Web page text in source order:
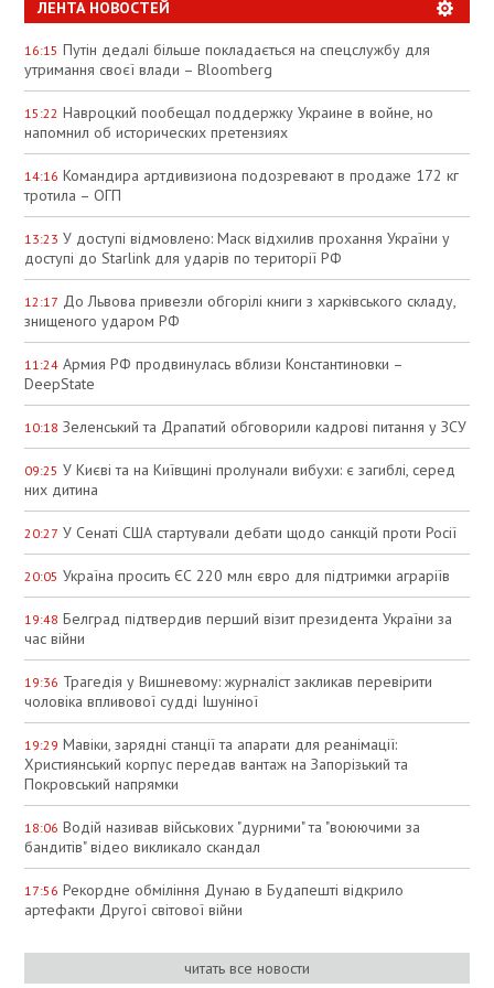
ЛЕНТА НОВОСТЕЙ
16:15 Путін дедалі більше покладається на спецслужбу для
утримання своєї влади – Bloomberg
15:22 Навроцкий пообещал поддержку Украине в войне, но
напомнил об исторических претензиях
14:16 Командира артдивизиона подозревают в продаже 172 кг
тротила – ОГП
13:23 У доступі відмовлено: Маск відхилив прохання України у
доступі до Starlink для ударів по території РФ
12:17 До Львова привезли обгорілі книги з харківського складу,
знищеного ударом РФ
11:24 Армия РФ продвинулась вблизи Константиновки –
DeepState
10:18 Зеленський та Драпатий обговорили кадрові питання у ЗСУ
09:25 У Києві та на Київщині пролунали вибухи: є загиблі, серед
них дитина
20:27 У Сенаті США стартували дебати щодо санкцій проти Росії
20:05 Україна просить ЄС 220 млн євро для підтримки аграріїв
19:48 Белград підтвердив перший візит президента України за
час війни
19:36 Трагедія у Вишневому: журналіст закликав перевірити
чоловіка впливової судді Ішуніної
19:29 Мавіки, зарядні станції та апарати для реанімації:
Християнський корпус передав вантаж на Запорізький та
Покровський напрямки
18:06 Водій називав військових "дурними" та "воюючими за
бандитів" відео викликало скандал
17:56 Рекордне обміління Дунаю в Будапешті відкрило
артефакти Другої світової війни
читать все новости